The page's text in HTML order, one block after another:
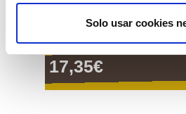
Solo usar cookies
pala cuadrada mango
17,35€